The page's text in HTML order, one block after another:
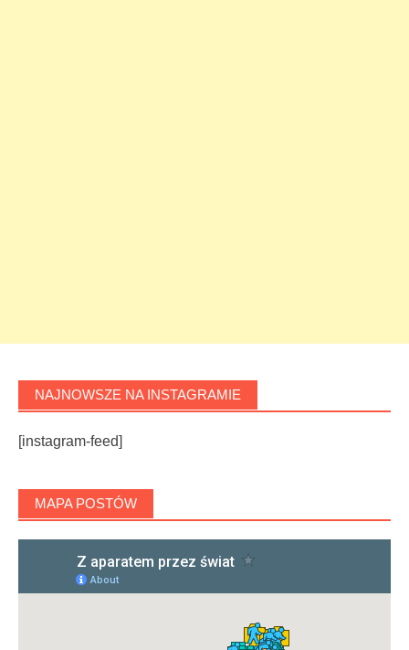
NAJNOWSZE NA INSTAGRAMIE
[instagram-feed]
MAPA POSTÓW